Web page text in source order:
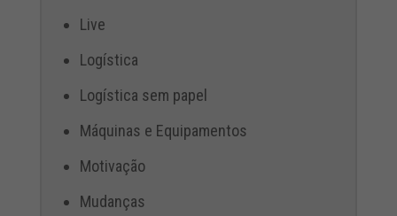
Live
Logística
Logística sem papel
Máquinas e Equipamentos
Motivação
Mudanças